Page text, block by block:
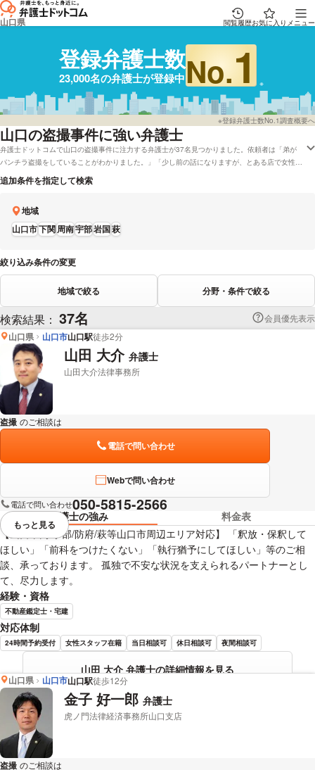
山口県 閲覧履歴お気に入り メニュー
登録弁護士数
23,000名の弁護士が登録中No.1
※登録弁護士数No.1調査概要へ
山口の盗撮事件に強い弁護士
弁護士ドットコムで山口の盗撮事件に注力する弁護士が37名見つかりました。依頼者は「弟が
パンチラ盗撮をしていることがわかりました。」「少し前の話になりますが、とある店で女性の
スカート内を盗撮をしてしまいました。」などの状況にあります。弁護士ドットコムでは弁護士
費用面を考慮して法テラスを応対している弁護士や山口で初回相談を無料で受付してくれる弁護
士や弁護士の選び方は調査したけれど、山口周辺の法律事務所の弁護士を料金で比較したい」な
どのニーズにも応えることができます。弁護士の中には「家族が逮捕されたという方は遠慮なく
ご相談ください。」とおっしゃる方もおります。盗撮事件でお困りの方は本サイトに登録する弁
に一度相談をしてみることもご検討ください。
追加条件を指定して検索
地域
山口市下関周南宇部岩国萩
絞り込み条件の変更
地域で絞る 分野・条件で絞る
検索結果： 37名 会員優先表示
山口県 山口市山口駅徒歩2分
山田 大介 弁護士
山田大介法律事務所
盗撮 のご相談は
電話で問い合わせ
Webで問い合わせ
電話で問い合わせ050-5815-2566
弁護士の強み
料金表
【山口市内/宇部/防府/萩等山口市周辺エリア対応】 「釈放・保釈して
ほしい」「前科をつけたくない」「執行猶予にしてほしい」等のご相
談、承っております。 孤独で不安な状況を支えられるパートナーとし
て、尽力します。
経験・資格
不動産鑑定士・宅建
対応体制
24時間予約受付 女性スタッフ在籍 当日相談可 休日相談可 夜間相談可
山田 大介 弁護士の詳細情報を見る
視覚的に省略されている要素を
もっと見る
山口県 山口市山口駅徒歩12分
金子 好一郎 弁護士
虎ノ門法律経済事務所山口支店
盗撮 のご相談は